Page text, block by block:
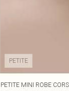
PETITE
PETITE MINI ROBE